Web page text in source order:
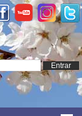
Entrar